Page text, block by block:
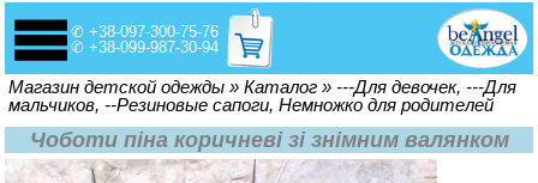
✆ +38-097-300-75-76
✆ +38-099-987-30-94
Вы здесь
Магазин детской одежды » Каталог » ---Для девочек, ---Для
мальчиков, --Резиновые сапоги, Немножко для родителей
Чоботи піна коричневі зі знімним валянком